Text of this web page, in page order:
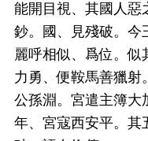
能開目視、其國人惡
鈔。國、見殘破。今
麗呼相似、爲位。
力勇、便鞍馬善獵射
公孫淵。宮遣主簿大
年、宮寇西安平。其